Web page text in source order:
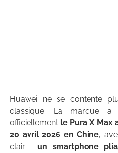
Huawei ne se contente
classique. La marque a
officiellement le Pura X Max
20 avril 2026 en Chine,
clair : un smartphone